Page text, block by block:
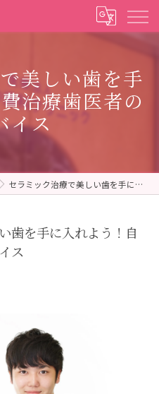
美しい歯を手
治療歯医者の
イス
セラミック治療で美しい歯を手に入れよう！自費治療歯医者のアドバイス
歯を手に入れよう！自
ス